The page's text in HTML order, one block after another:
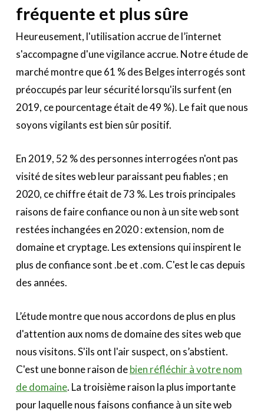
fréquente et plus sûre
Heureusement, l'utilisation accrue de l’internet
s'accompagne d'une vigilance accrue. Notre étude de
marché montre que 61 % des Belges interrogés sont
préoccupés par leur sécurité lorsqu'ils surfent (en
2019, ce pourcentage était de 49 %). Le fait que nous
soyons vigilants est bien sûr positif.
En 2019, 52 % des personnes interrogées n'ont pas
visité de sites web leur paraissant peu fiables ; en
2020, ce chiffre était de 73 %. Les trois principales
raisons de faire confiance ou non à un site web sont
restées inchangées en 2020 : extension, nom de
domaine et cryptage. Les extensions qui inspirent le
plus de confiance sont .be et .com. C'est le cas depuis
des années.
L’étude montre que nous accordons de plus en plus
d'attention aux noms de domaine des sites web que
nous visitons. S'ils ont l'air suspect, on s’abstient.
C'est une bonne raison debien réfléchir à votre nom
de domaine. La troisième raison la plus importante
pour laquelle nous faisons confiance à un site web